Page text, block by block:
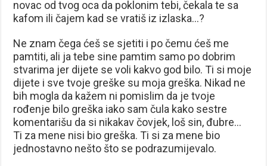
novac od tvog oca da poklonim tebi, čekala te sa
kafom ili čajem kad se vratiš iz izlaska…?
Ne znam čega ćeš se sjetiti i po čemu ćeš me
pamtiti, ali ja tebe sine pamtim samo po dobrim
stvarima jer dijete se voli kakvo god bilo. Ti si moje
dijete i sve tvoje greške su moja greška. Nikad ne
bih mogla da kažem ni pomislim da je tvoje
rođenje bilo greška iako sam čula kako sestre
komentarišu da si nikakav čovjek, loš sin, đubre…
Ti za mene nisi bio greška. Ti si za mene bio
jednostavno nešto što se podrazumijevalo.